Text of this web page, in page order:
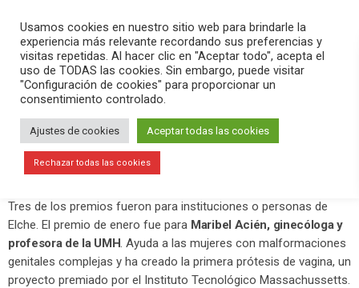
search menu pause PLAY
febrero 21, 2020
Premios Importantes de Información
Auditorio de la Diputación de Alicante (ADDA)acogió este
jueves 20 de febrero la entrega de los premios Importantes de
Información.
Tres de los premios fueron para instituciones o personas de
Elche. El premio de enero fue para Maribel Acién, ginecóloga y
profesora de la UMH . Ayuda a las mujeres con malformaciones
genitales complejas y ha creado la primera prótesis de vagina, un
proyecto premiado por el Instituto Tecnológico Massachussetts.
Usamos cookies en nuestro sitio web para brindarle la
experiencia más relevante recordando sus preferencias y
visitas repetidas. Al hacer clic en "Aceptar todo", acepta el
uso de TODAS las cookies. Sin embargo, puede visitar
"Configuración de cookies" para proporcionar un
consentimiento controlado.
Ajustes de cookies Aceptar todas las cookies
Rechazar todas las cookies